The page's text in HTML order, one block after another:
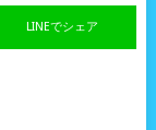
LINEでシェア